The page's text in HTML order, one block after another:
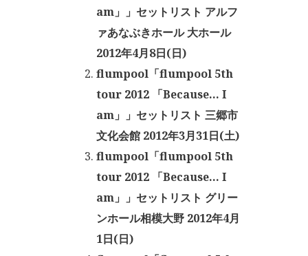
am」」セットリスト アルフ
ァあなぶきホール 大ホール
2012年4月8日(日)
flumpool「flumpool 5th
tour 2012 「Because… I
am」」セットリスト 三郷市
文化会館 2012年3月31日(土)
flumpool「flumpool 5th
tour 2012 「Because… I
am」」セットリスト グリー
ンホール相模大野 2012年4月
1日(日)